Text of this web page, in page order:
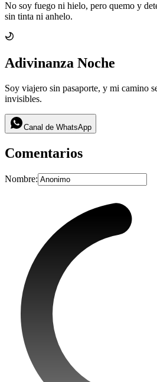
No soy fuego ni hielo, pero quemo y
sin tinta ni anhelo.
Adivinanza Noche
Soy viajero sin pasaporte, y mi camino
invisibles.
Canal de WhatsApp
Comentarios
Nombre: